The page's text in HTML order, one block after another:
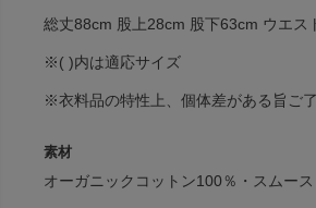
総丈88cm 股上28cm 股下63cm ウエス
※( )内は適応サイズ
※衣料品の特性上、個体差がある旨ご了
素材
オーガニックコットン100％・スムース